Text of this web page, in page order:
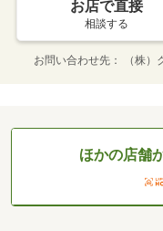
お店で直接
相談する
お問い合わせ先 （株
ほかの店舗